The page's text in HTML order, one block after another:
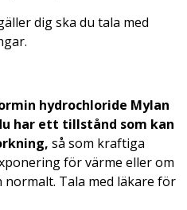
dig ska du tala med
hydrochloride Mylan
har ett tillstånd som kan
så som kraftiga
för värme eller om
Tala med läkare för